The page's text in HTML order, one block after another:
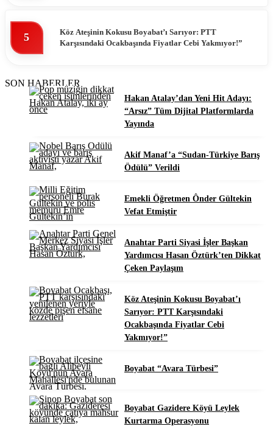
5
Köz Ateşinin Kokusu Boyabat’ı Sarıyor: PTT
Karşısındaki Ocakbaşında Fiyatlar Cebi Yakmıyor!”
SON HABERLER
Hakan Atalay’dan Yeni Hit Adayı:
“Arsız” Tüm Dijital Platformlarda
Yayında
Akif Manaf’a “Sudan-Türkiye Barış
Ödülü” Verildi
Emekli Öğretmen Ônder Gültekin
Vefat Etmiştir
Anahtar Parti Siyasi İşler Başkan
Yardımcısı Hasan Öztürk’ten Dikkat
Çeken Paylaşım
Köz Ateşinin Kokusu Boyabat’ı
Sarıyor: PTT Karşısındaki
Ocakbaşında Fiyatlar Cebi
Yakmıyor!”
Boyabat “Avara Türbesi”
Boyabat Gazidere Köyü Leylek
Kurtarma Operasyonu